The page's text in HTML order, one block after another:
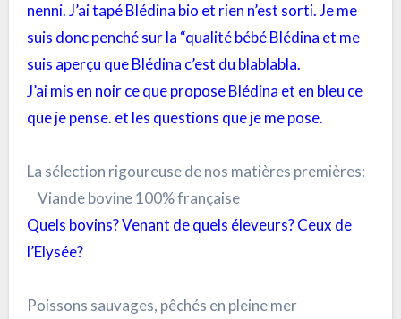
nenni. J’ai tapé Blédina bio et rien n’est sorti. Je me
suis donc penché sur la “qualité bébé Blédina et me
suis aperçu que Blédina c’est du blablabla.
J’ai mis en noir ce que propose Blédina et en bleu ce
que je pense. et les questions que je me pose.
La sélection rigoureuse de nos matières premières:
Viande bovine 100% française
Quels bovins? Venant de quels éleveurs? Ceux de
l’Elysée?
Poissons sauvages, pêchés en pleine mer